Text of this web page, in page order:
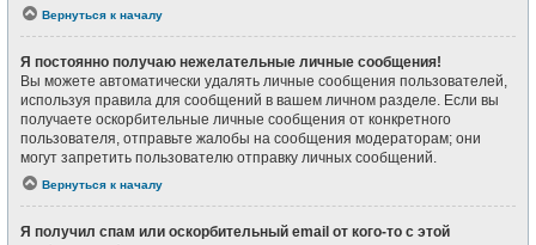
Вернуться к началу
Я постоянно получаю нежелательные личные сообщения!
Вы можете автоматически удалять личные сообщения пользователей,
используя правила для сообщений в вашем личном разделе. Если вы
получаете оскорбительные личные сообщения от конкретного
пользователя, отправьте жалобы на сообщения модераторам; они
могут запретить пользователю отправку личных сообщений.
Вернуться к началу
Я получил спам или оскорбительный email от кого-то с этой